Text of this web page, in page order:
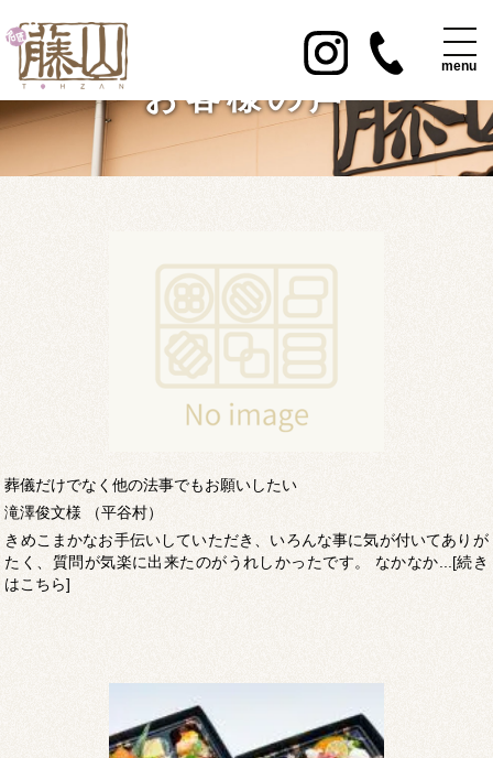
お客様の声
葬儀だけでなく他の法事でもお願いしたい
滝澤俊文様 （平谷村）
きめこまかなお手伝いしていただき、いろんな事に気が付いてありが
たく、質問が気楽に出来たのがうれしかったです。 なかなか...[続き
はこちら]